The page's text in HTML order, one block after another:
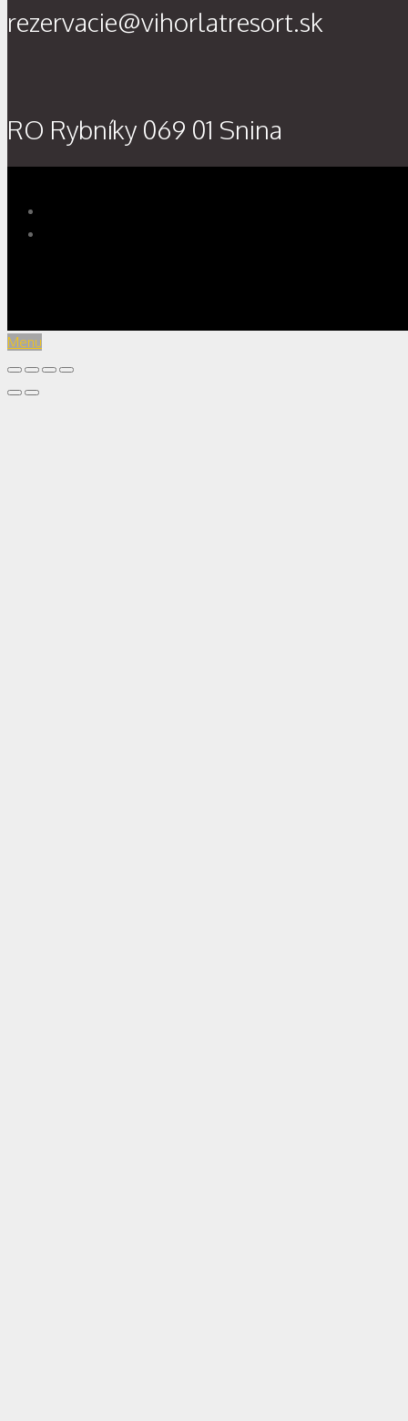
rezervacie@vihorlatresort.sk
RO Rybníky 069 01 Snina
Menu